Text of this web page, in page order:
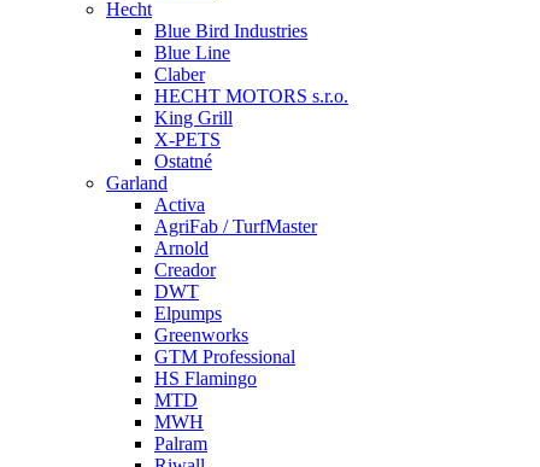
Hecht
Blue Bird Industries
Blue Line
Claber
HECHT MOTORS s.r.o.
King Grill
X-PETS
Ostatné
Garland
Activa
AgriFab / TurfMaster
Arnold
Creador
DWT
Elpumps
Greenworks
GTM Professional
HS Flamingo
MTD
MWH
Palram